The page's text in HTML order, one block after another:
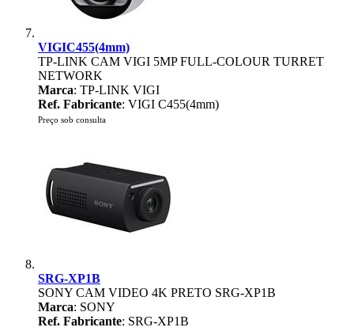
VIGIC455(4mm)
TP-LINK CAM VIGI 5MP FULL-COLOUR TURRET
NETWORK
Marca: TP-LINK VIGI
Ref. Fabricante: VIGI C455(4mm)
Preço sob consulta
SRG-XP1B
SONY CAM VIDEO 4K PRETO SRG-XP1B
Marca: SONY
Ref. Fabricante: SRG-XP1B